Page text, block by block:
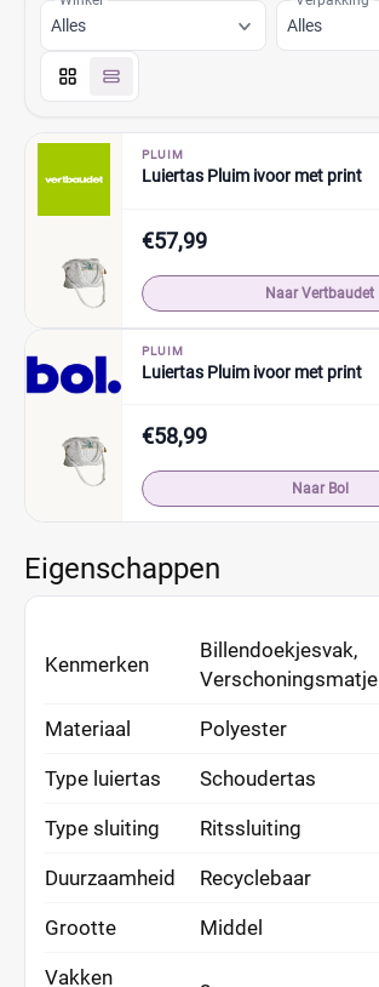
Alles Alles
PLUIM
Luiertas Pluim ivoor met print
€57,99
Naar Vertbaudet
PLUIM
Luiertas Pluim ivoor met print
€58,99
Naar Bol
Eigenschappen
Kenmerken
Billendoekjesvak,
Verschoningsmatje
Materiaal Polyester
Type luiertas Schoudertas
Type sluiting Ritssluiting
Duurzaamheid Recyclebaar
Grootte Middel
Vakken